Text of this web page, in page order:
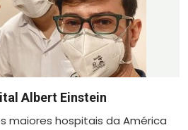
Albert Einstein
maiores hospitais da América